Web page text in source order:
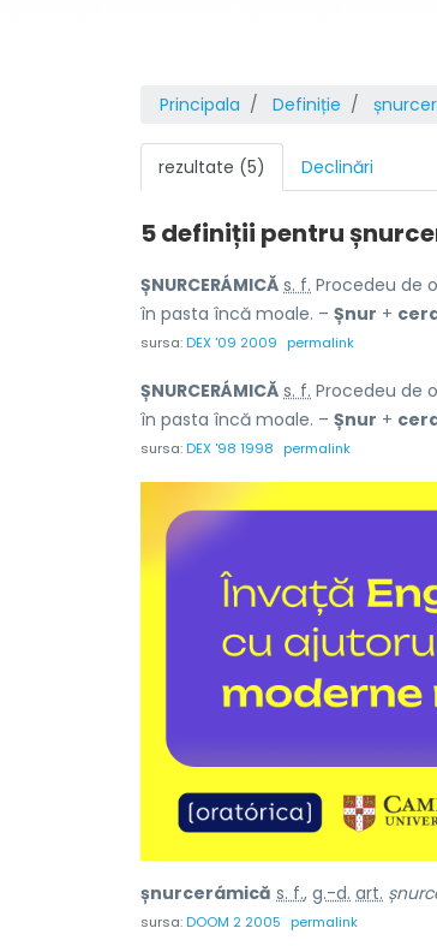
Principala Definiție
rezultate (5) Declinări
5 definiții pentru
ȘNURCERÁMICĂ s. f. Procedeu de
în pasta încă moale. – Șnur +
sursa:DEX '09 2009 permalink
ȘNURCERÁMICĂ s. f. Procedeu de
în pasta încă moale. – Șnur +
sursa:DEX '98 1998 permalink
șnurcerámică s. f., g.-d. art.
sursa:DOOM 2 2005 permalink